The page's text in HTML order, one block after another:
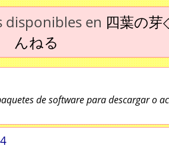
disponibles en 四葉の
んねる
de software para descargar o